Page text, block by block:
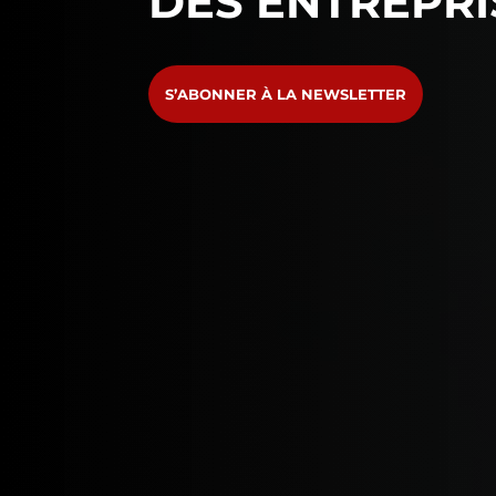
S’ABONNER À LA NEWSLETTER